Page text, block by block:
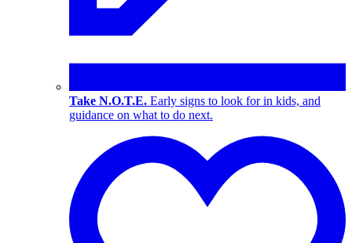
Take N.O.T.E. Early signs to look for in kids, and
guidance on what to do next.